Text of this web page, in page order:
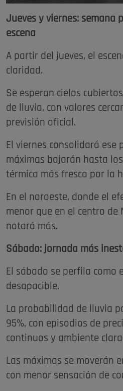
Jueves y viernes: semana
escena
A partir del jueves, el
claridad.
Se esperan cielos
de lluvia, con valores
previsión oficial.
El viernes consolidará ese
máximas bajarán hasta los
térmica más fresca por la
En el noroeste, donde el
menor que en el centro de
notará más.
Sábado: jornada más
El sábado se perfila como
desapacible.
La probabilidad de lluvia
95%, con episodios de
continuos y ambiente
Las máximas se moverán
con menor sensación de